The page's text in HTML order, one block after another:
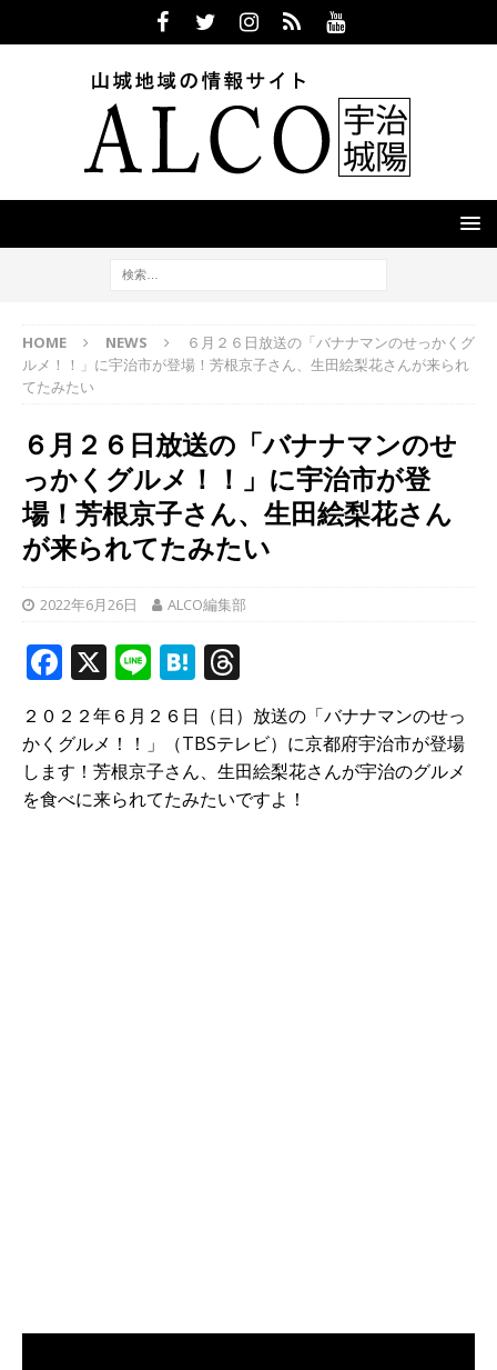
HOME NEWS
６月２６日放送の「バナナマンのせっかくグ
ルメ！！」に宇治市が登場！芳根京子さん、生田絵梨花さんが来られ
てたみたい
６月２６日放送の「バナナマンのせ
っかくグルメ！！」に宇治市が登
場！芳根京子さん、生田絵梨花さん
が来られてたみたい
2022年6月26日 ALCO編集部
F
a
c
e
b
X Li
n
e
H
at
e
n
a
h
r
e
a
２０２２年６月２６日（日）放送の「バナナマンのせっ
かくグルメ！！」（TBSテレビ）に京都府宇治市が登場
します！芳根京子さん、生田絵梨花さんが宇治のグルメ
を食べに来られてたみたいですよ！